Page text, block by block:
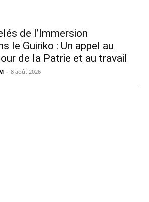
de l’Immersion
le Guiriko : Un appel au
de la Patrie et au travail
- 8 août 2026